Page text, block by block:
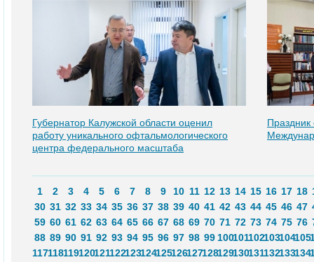
Губернатор Калужской области оценил
работу уникального офтальмологического
центра федерального масштаба
Праздник
1 2 3 4 5 6 7 8 9 10 11 12 13 14 15 16 17 18
30 31 32 33 34 35 36 37 38 39 40 41 42 43 44 45 46 47
59 60 61 62 63 64 65 66 67 68 69 70 71 72 73 74 75 76
88 89 90 91 92 93 94 95 96 97 98 99 100101102103104105
117118119120121122123124125126127128129130131132133134